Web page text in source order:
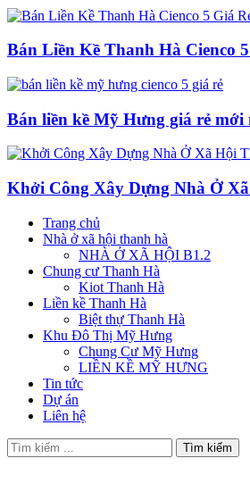
Bán Liền Kề Thanh Hà Cienco
Bán liền kề Mỹ Hưng giá rẻ mới
Khởi Công Xây Dựng Nhà Ở
Trang chủ
Nhà ở xã hội thanh hà
NHÀ Ở XÃ HỘI B1.2
Chung cư Thanh Hà
Kiot Thanh Hà
Liền kề Thanh Hà
Biệt thự Thanh Hà
Khu Đô Thị Mỹ Hưng
Chung Cư Mỹ Hưng
LIỀN KỀ MỸ HƯNG
Tin tức
Dự án
Liên hệ